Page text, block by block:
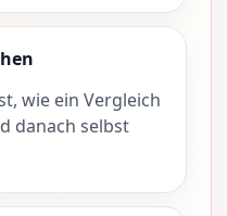
wie ein Vergleich
danach selbst